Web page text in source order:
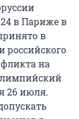
в Париже в
в
российского
на
26 июля.